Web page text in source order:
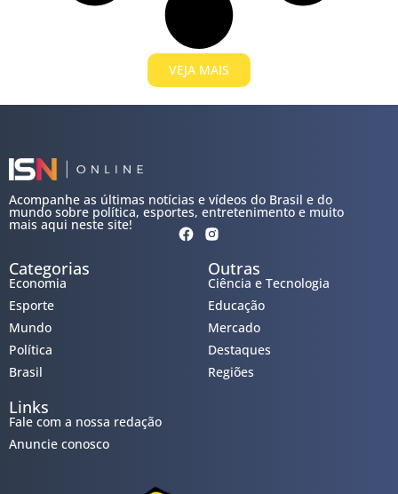
VEJA MAIS
Acompanhe as últimas notícias e vídeos do Brasil e do
mundo sobre política, esportes, entretenimento e muito
mais aqui neste site!
Categorias
Economia
Esporte
Mundo
Política
Brasil
Outras
Ciência e Tecnologia
Educação
Mercado
Destaques
Regiões
Links
Fale com a nossa redação
Anuncie conosco